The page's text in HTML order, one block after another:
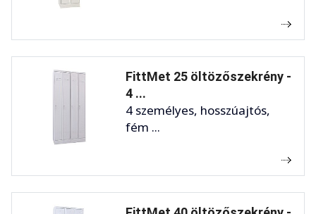
FittMet 25 öltözőszekrény -
4 ...
4 személyes, hosszúajtós,
fém ...